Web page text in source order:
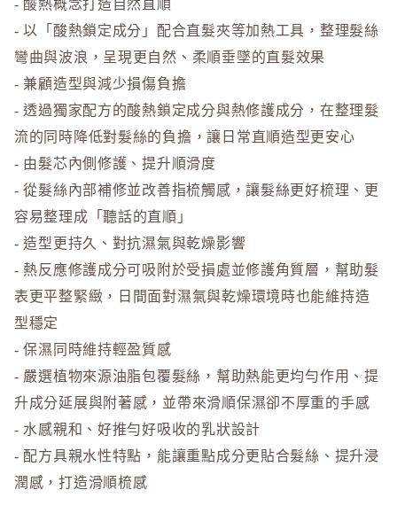
- 酸熱概念打造自然直順
- 以「酸熱鎖定成分」配合直髮夾等加熱工具，整理髮絲
彎曲與波浪，呈現更自然、柔順垂墜的直髮效果
- 兼顧造型與減少損傷負擔
- 透過獨家配方的酸熱鎖定成分與熱修護成分，在整理髮
流的同時降低對髮絲的負擔，讓日常直順造型更安心
- 由髮芯內側修護、提升順滑度
- 從髮絲內部補修並改善指梳觸感，讓髮絲更好梳理、更
容易整理成「聽話的直順」
- 造型更持久、對抗濕氣與乾燥影響
- 熱反應修護成分可吸附於受損處並修護角質層，幫助髮
表更平整緊緻，日間面對濕氣與乾燥環境時也能維持造
型穩定
- 保濕同時維持輕盈質感
- 嚴選植物來源油脂包覆髮絲，幫助熱能更均勻作用、提
升成分延展與附著感，並帶來滑順保濕卻不厚重的手感
- 水感親和、好推勻好吸收的乳狀設計
- 配方具親水性特點，能讓重點成分更貼合髮絲、提升浸
潤感，打造滑順梳感